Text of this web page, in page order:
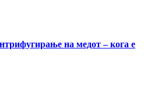
на медот – кога е